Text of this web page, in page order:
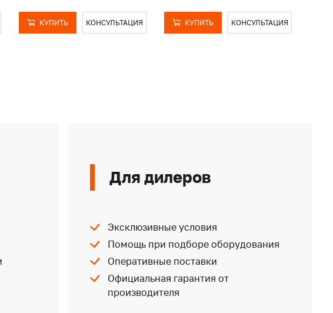
КУПИТЬ КОНСУЛЬТАЦИЯ КУПИТЬ КОНСУЛЬТАЦИЯ
Для дилеров
Эксклюзивные условия
Помощь при подборе оборудования
Оперативные поставки
Официальная гарантия от
производителя